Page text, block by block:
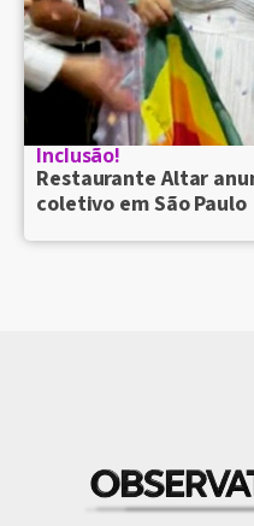
Inclusão!
Restaurante Altar
coletivo em São Paulo